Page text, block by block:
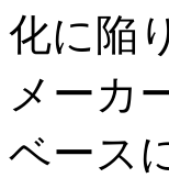
化に陥
メーカ
ベース